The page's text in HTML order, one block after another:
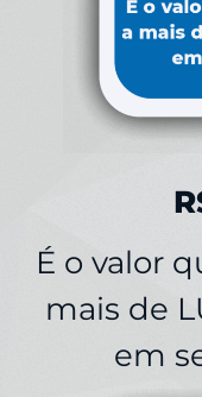
É o valor
mais de
em